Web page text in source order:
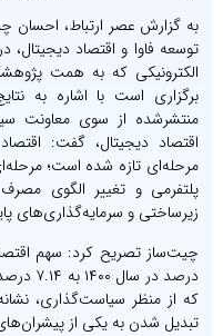
به گزارش عصر ارتباط، احسان
توسعه فاوا و اقتصاد دیجیتال،
الکترونیکی که به همت
برگزاری است با اشاره به
منتشرشده از سوی معاونت
اقتصاد دیجیتال، گفت:
مرحله‌ای تازه شده است؛
پلتفرمی و تغییر الگوی
زیرساختی و سرمایه‌گذاری‌های
که از منظر سیاست‌گذاری،
تبدیل شدن به یکی از